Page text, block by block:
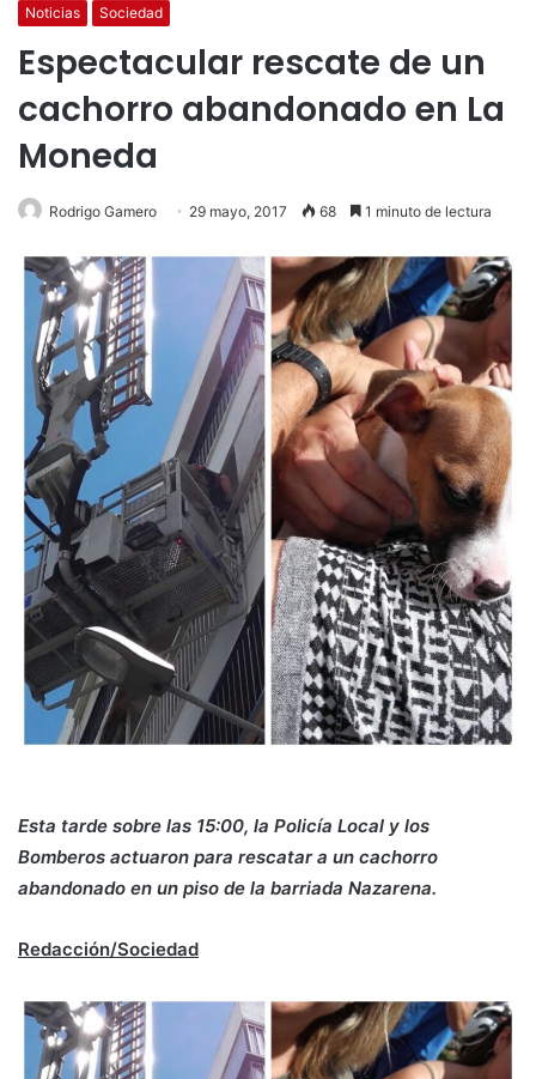
Noticias Sociedad
Espectacular rescate de un
cachorro abandonado en La
Moneda
Rodrigo Gamero 29 mayo, 2017 68 1 minuto de lectura
Esta tarde sobre las 15:00, la Policía Local y los
Bomberos actuaron para rescatar a un cachorro
abandonado en un piso de la barriada Nazarena.
Redacción/Sociedad